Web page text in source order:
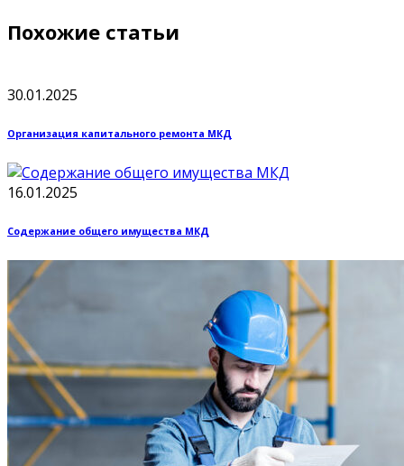
Похожие статьи
30.01.2025
Организация капитального ремонта МКД
16.01.2025
Содержание общего имущества МКД